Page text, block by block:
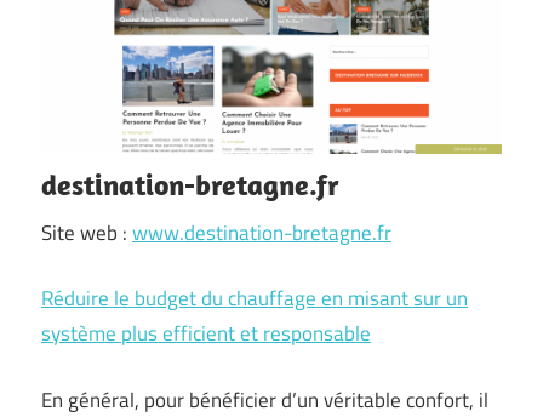
destination-bretagne.fr
Site web :www.destination-bretagne.fr
Réduire le budget du chauffage en misant sur un
système plus efficient et responsable
En général, pour bénéficier d’un véritable confort, il